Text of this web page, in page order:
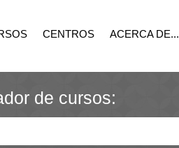
CENTROS ACERCA DE...
de cursos: